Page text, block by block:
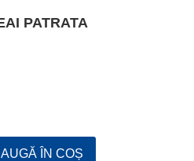
PATRATA
ÎN COȘ